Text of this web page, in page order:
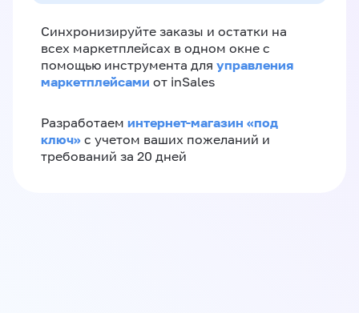
Синхронизируйте заказы и остатки на
всех маркетплейсах в одном окне с
помощью инструмента для управления
маркетплейсами от inSales
Разработаем интернет-магазин «‎под
ключ»‎ с учетом ваших пожеланий и
требований за 20 дней